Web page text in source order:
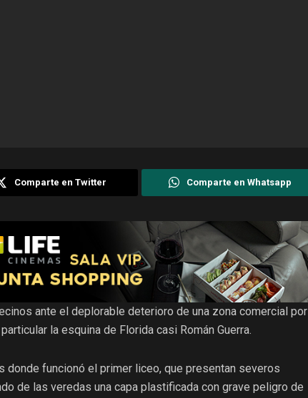
Comparte en Twitter Comparte en Whatsapp
ante el deplorable deterioro de una zona comercial por
la esquina de Florida casi Román Guerra.
donde funcionó el primer liceo, que presentan severos
de las veredas una capa plastificada con grave peligro de